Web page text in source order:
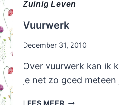
Zuinig Leven
Vuurwerk
December 31, 2010
Over vuurwerk kan ik
je net zo goed meteen
LEES MEERVUURWERK